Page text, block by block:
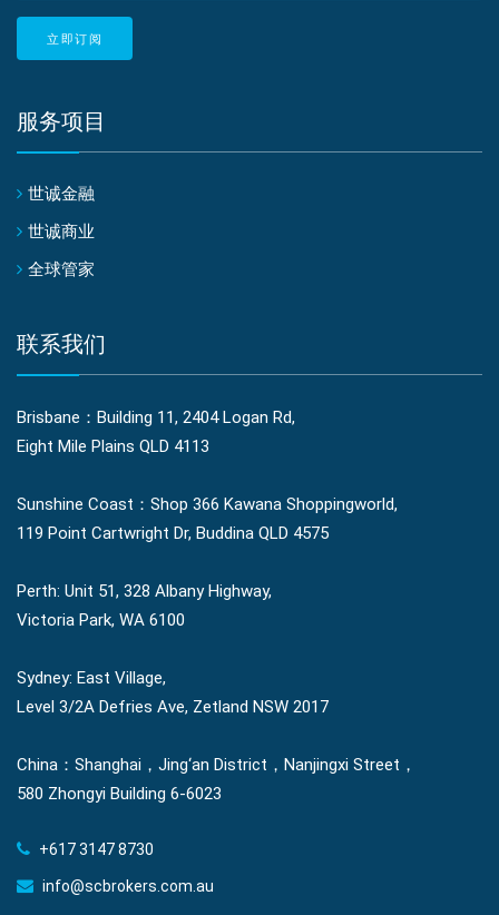
立即订阅
服务项目
世诚金融
世诚商业
全球管家
联系我们
Brisbane：Building 11, 2404 Logan Rd,
Eight Mile Plains QLD 4113
Sunshine Coast：Shop 366 Kawana Shoppingworld,
119 Point Cartwright Dr, Buddina QLD 4575
Perth: Unit 51, 328 Albany Highway,
Victoria Park, WA 6100
Sydney: East Village,
Level 3/2A Defries Ave, Zetland NSW 2017
China：Shanghai，Jing‘an District，Nanjingxi Street，
580 Zhongyi Building 6-6023
+617 3147 8730
info@scbrokers.com.au